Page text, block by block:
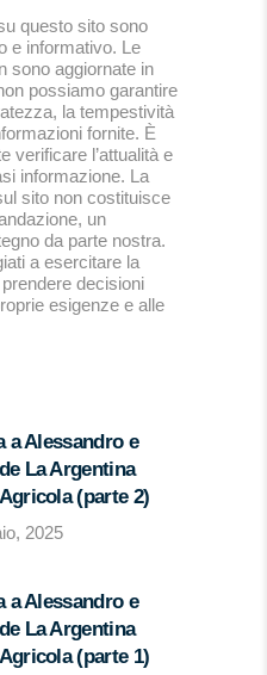
questo sito sono
e informativo. Le
sono aggiornate in
possiamo garantire
la tempestività
fornite. È
verificare l’attualità e
informazione. La
sito non costituisce
un
da parte nostra.
a esercitare la
decisioni
esigenze e alle
a Alessandro e
La Argentina
(parte 2)
2025
a Alessandro e
La Argentina
(parte 1)